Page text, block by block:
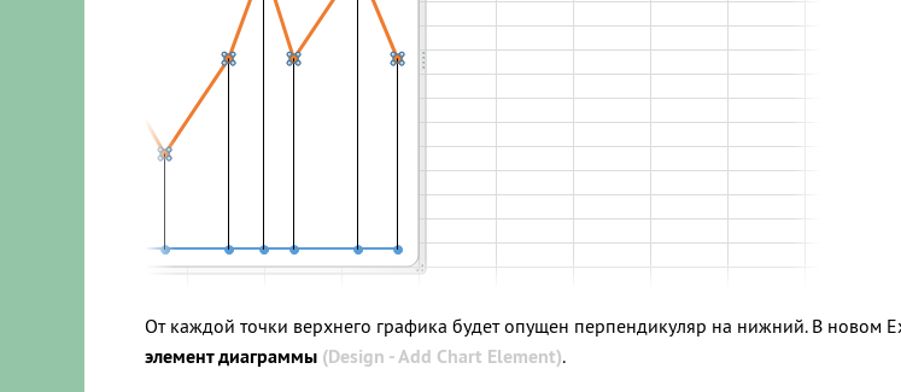
От каждой точки верхнего графика будет опущен перпендикуляр на нижний. В новом
элемент диаграммы (Design - Add Chart Element).